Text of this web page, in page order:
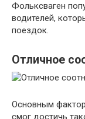
Фольксваген
водителей,
поездок.
Отличное
Основным
смог достичь